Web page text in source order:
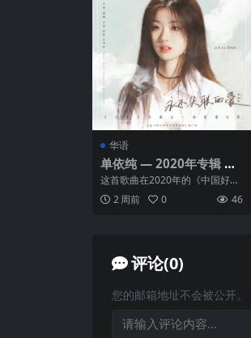
华语
单依纯 — 2020年专辑 —
永不失联的爱 flac
这首歌曲在2020年的《中国好声
音》比赛中由单依纯首次演唱，
并因此获得了广泛的认...
2 周前 0 46
评论(0)
您的邮箱地址不会被公开。